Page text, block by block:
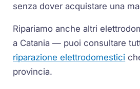
senza dover acquistare una
Ripariamo anche altri
a Catania — puoi consultare
riparazione elettrodomestici
provincia.